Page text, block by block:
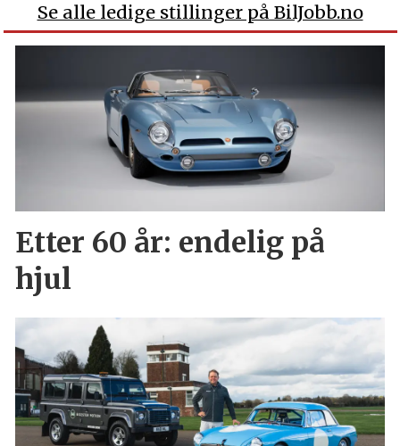
Se alle ledige stillinger på BilJobb.no
Etter 60 år: endelig på
hjul